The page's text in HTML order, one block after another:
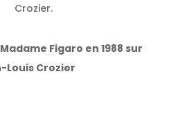
Crozier.
Figaro en 1988 sur
Louis Crozier